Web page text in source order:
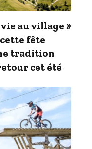
au village »
fête
tradition
cet été